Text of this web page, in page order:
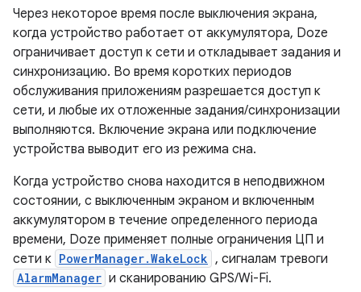
Через некоторое время после выключения экрана,
когда устройство работает от аккумулятора, Doze
ограничивает доступ к сети и откладывает задания и
синхронизацию. Во время коротких периодов
обслуживания приложениям разрешается доступ к
сети, и любые их отложенные задания/синхронизации
выполняются. Включение экрана или подключение
устройства выводит его из режима сна.
Когда устройство снова находится в неподвижном
состоянии, с выключенным экраном и включенным
аккумулятором в течение определенного периода
времени, Doze применяет полные ограничения ЦП и
сети к PowerManager.WakeLock , сигналам тревоги
AlarmManager и сканированию GPS/Wi-Fi.